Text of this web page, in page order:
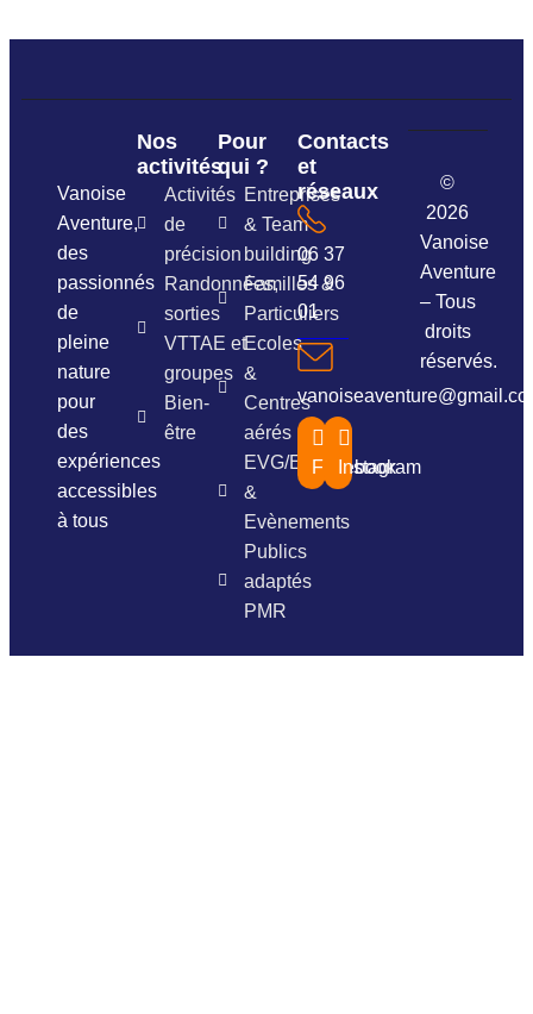
Vanoise
Aventure,
des
passionnés
de
pleine
nature
pour
des
expériences
accessibles
à tous
Nos
activités
Activités
de
précision
Randonnées,
sorties
VTTAE et
groupes
Bien-
être
Pour
qui ?
Entreprises
& Team
building
Familles &
Particuliers
Ecoles
&
Centres
aérés
EVG/EVJF
&
Evènements
Publics
adaptés
PMR
Contacts
et
réseaux
06 37
54 96
01
Facebook
Instagram
©
2026
Vanoise
Aventure
– Tous
droits
réservés.